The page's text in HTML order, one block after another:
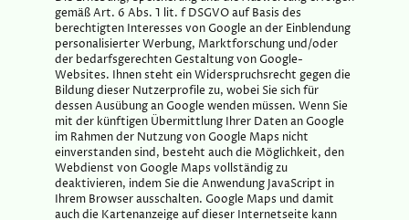
gemäß Art. 6 Abs. 1 lit. f DSGVO auf Basis des
berechtigten Interesses von Google an der Einblendung
personalisierter Werbung, Marktforschung und/oder
der bedarfsgerechten Gestaltung von Google-
Websites. Ihnen steht ein Widerspruchsrecht gegen die
Bildung dieser Nutzerprofile zu, wobei Sie sich für
dessen Ausübung an Google wenden müssen. Wenn Sie
mit der künftigen Übermittlung Ihrer Daten an Google
im Rahmen der Nutzung von Google Maps nicht
einverstanden sind, besteht auch die Möglichkeit, den
Webdienst von Google Maps vollständig zu
deaktivieren, indem Sie die Anwendung JavaScript in
Ihrem Browser ausschalten. Google Maps und damit
auch die Kartenanzeige auf dieser Internetseite kann